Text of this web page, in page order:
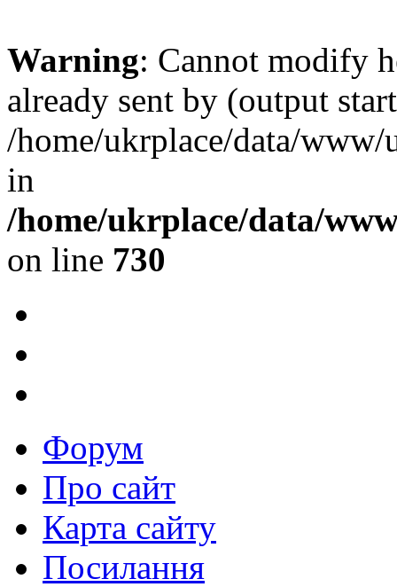
Warning: Cannot modify
already sent by (output
/home/ukrplace/data/
in
/home/ukrplace/data/
on line 730
Форум
Про сайт
Карта сайту
Посилання